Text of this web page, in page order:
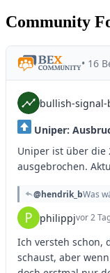
Community